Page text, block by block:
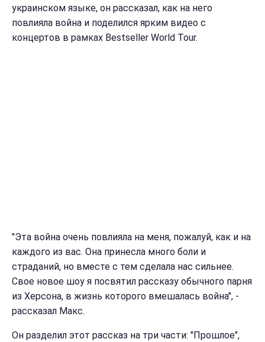
украинском языке, он рассказал, как на него
повлияла война и поделился ярким видео с
концертов в рамках Bestseller World Tour.
"Эта война очень повлияла на меня, пожалуй, как и на
каждого из вас. Она принесла много боли и
страданий, но вместе с тем сделала нас сильнее.
Свое новое шоу я посвятил рассказу обычного парня
из Херсона, в жизнь которого вмешалась война", -
рассказал Макс.
Он разделил этот рассказ на три части: "Прошлое",